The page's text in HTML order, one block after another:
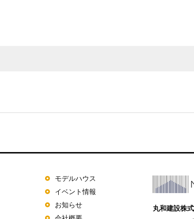
モデルハウス
イベント情報
お知らせ
丸和建設株